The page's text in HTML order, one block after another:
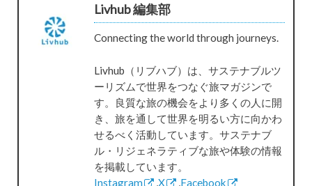
Livhub 編集部
Connecting the world through journeys.
Livhub（リブハブ）は、サステナブルツ
ーリズムで世界をつなぐ旅マガジンで
す。良質な旅の機会をより多くの人に開
き、旅を通して世界を明るい方に向かわ
せるべく活動しています。サステナブ
ル・リジェネラティブな旅や体験の情報
を掲載しています。
Instagram
,X ,Facebook